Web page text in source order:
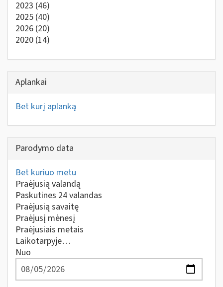
2023 (46)
2025 (40)
2026 (20)
2020 (14)
Aplankai
Bet kurį aplanką
Parodymo data
Bet kuriuo metu
Praėjusią valandą
Paskutines 24 valandas
Praėjusią savaitę
Praėjusį mėnesį
Praėjusiais metais
Laikotarpyje…
Nuo